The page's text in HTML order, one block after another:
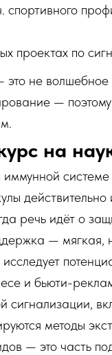
спортивного
проектах по
не
—
на
речь идёт о
— мягкая,
и бьюти-
сигнализации,
методы
— это часть